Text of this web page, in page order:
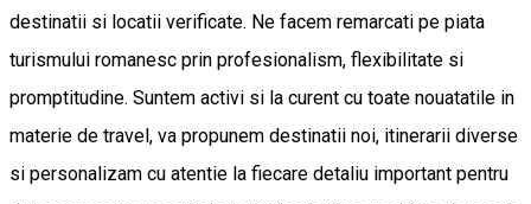
destinatii si locatii verificate. Ne facem remarcati pe piata
turismului romanesc prin profesionalism, flexibilitate si
promptitudine. Suntem activi si la curent cu toate nouatatile in
materie de travel, va propunem destinatii noi, itinerarii diverse
si personalizam cu atentie la fiecare detaliu important pentru